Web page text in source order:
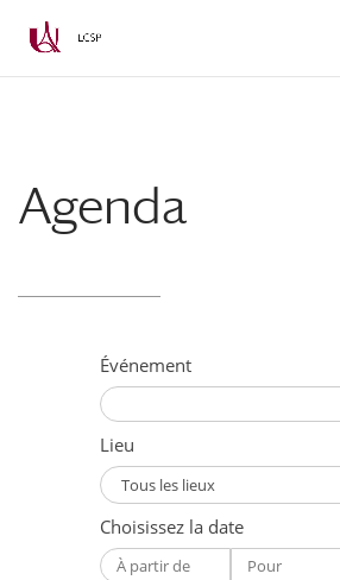
Agenda
Événement
Lieu
Choisissez la date